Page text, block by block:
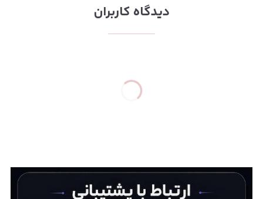
دیدگاه کاربران